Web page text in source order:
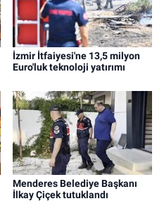
İzmir İtfaiyesi'ne 13,5 milyon
Euro'luk teknoloji yatırımı
Menderes Belediye Başkanı
İlkay Çiçek tutuklandı